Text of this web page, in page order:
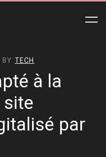
TECH
à la
site
par